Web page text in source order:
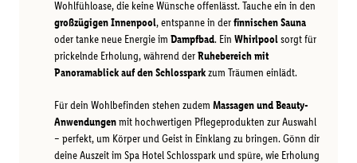
Wohlfühloase, die keine Wünsche offenlässt. Tauche ein in den
großzügigen Innenpool, entspanne in derfinnischen Sauna
oder tanke neue Energie im Dampfbad. Ein Whirlpoolsorgt für
prickelnde Erholung, während derRuhebereich mit
Panoramablick auf den Schlossparkzum Träumen einlädt.
Für dein Wohlbefinden stehen zudem Massagen und Beauty-
Anwendungenmit hochwertigen Pflegeprodukten zur Auswahl
– perfekt, um Körper und Geist in Einklang zu bringen. Gönn dir
deine Auszeit im Spa Hotel Schlosspark und spüre, wie Erholung